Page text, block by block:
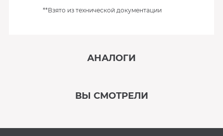
**Взято из технической документации
АНАЛОГИ
ВЫ СМОТРЕЛИ